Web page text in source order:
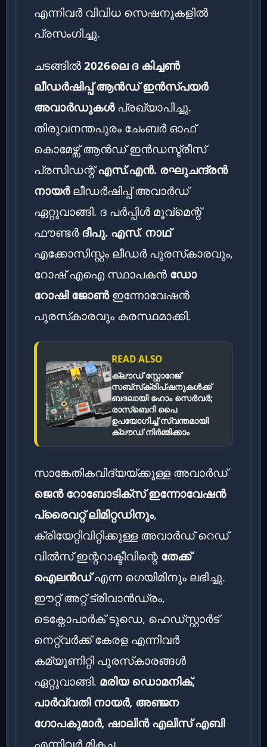
എന്നിവർ വിവിധ സെഷനുകളിൽ
പ്രസംഗിച്ചു.
ചടങ്ങിൽ2026ലെ ദ കിച്ചണ്‍
ലീഡർഷിപ്പ് ആൻഡ് ഇന്‍സ്പയർ
അവാർഡുകൾപ്രഖ്യാപിച്ചു.
തിരുവനന്തപുരം ചേംബർ ഓഫ്
കൊമേഴ്സ് ആൻഡ് ഇൻഡസ്ട്രീസ്
പ്രസിഡന്റ്എസ്.എൻ. രഘുചന്ദ്രൻ
നായർലീഡർഷിപ്പ് അവാർഡ്
ഏറ്റുവാങ്ങി. ദ പർപ്പിൾ മൂവ്‌മെന്റ്
ഫൗണ്ടർ ദീപു. എസ്. നാഥ്
എക്കോസിസ്റ്റം ലീഡർ പുരസ്‌കാരവും,
റോഷ് എഐ സ്ഥാപകൻ ഡോ
റോഷി ജോൺഇന്നോവേഷൻ
പുരസ്‌കാരവും കരസ്ഥമാക്കി.
READ ALSO
ക്ലൗഡ് സ്റ്റോറേജ്
സബ്‌സ്‌ക്രിപ്‌ഷനുകൾക്ക്
ബദലായി ഹോം സെർവർ;
രാസ്‌ബെറി പൈ
ഉപയോഗിച്ച് സ്വന്തമായി
ക്ലൗഡ് നിർമ്മിക്കാം
സാങ്കേതികവിദ്യയ്ക്കുള്ള അവാർഡ്
ജെൻ റോബോടിക്സ് ഇന്നോവേഷൻ
പ്രൈവറ്റ് ലിമിറ്റഡിനും,
ക്രിയേറ്റിവിറ്റിക്കുള്ള അവാർഡ് റെഡ്
വിൽസ് ഇന്ററാക്ടീവിന്റെ തേക്ക്
ഐലൻഡ്എന്ന ഗെയിമിനും ലഭിച്ചു.
ഈറ്റ് അറ്റ് ട്രിവാൻഡ്രം,
ടെക്നോപാർക് ടുഡെ, ഹെഡ്സ്റ്റാർട്
നെറ്റ്‌വർക്ക് കേരള എന്നിവർ
കമ്യൂണിറ്റി പുരസ്‌കാരങ്ങൾ
ഏറ്റുവാങ്ങി. മരിയ ഡൊമനിക്,
പാർവ്വതി നായർ, അഞ്ജന
ഗോപകുമാർ, ഷാലിൻ എലിസ് എബി
എന്നിവർ മികച്ച